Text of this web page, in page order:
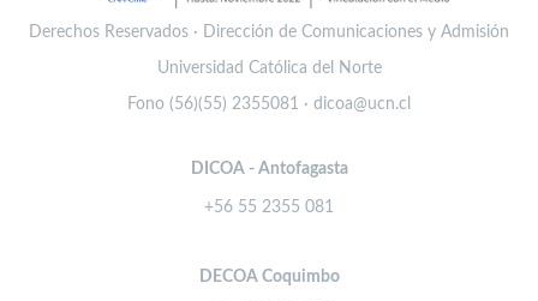
Derechos Reservados · Dirección de Comunicaciones y Admisión
Universidad Católica del Norte
Fono (56)(55) 2355081 · dicoa@ucn.cl
DICOA - Antofagasta
+56 55 2355 081
DECOA Coquimbo